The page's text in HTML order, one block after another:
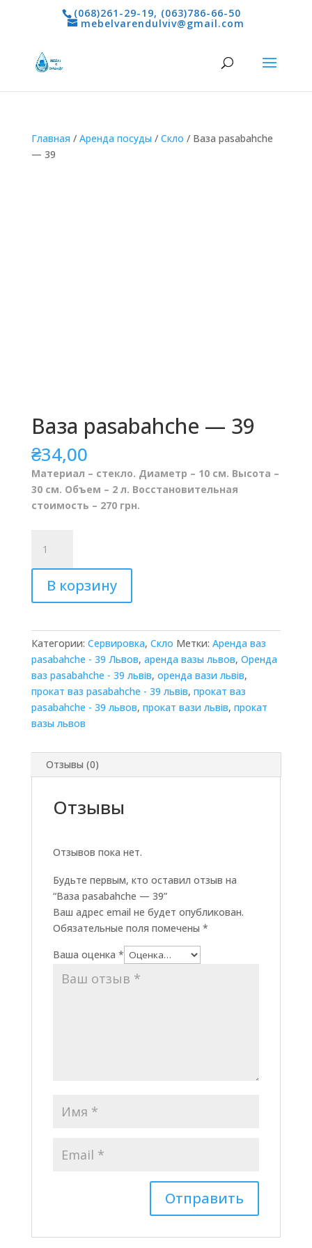
(068)261-29-19, (063)786-66-50
mebelvarendulviv@gmail.com
Главная / Aренда посуды / Скло / Ваза pasabahche
— 39
Ваза pasabahche — 39
₴34,00
Материал – стекло. Диаметр – 10 см. Высота –
30 см. Объем – 2 л. Восстановительная
стоимость – 270 грн.
Ваза
pasabahche
39
В корзину
Категории: Сервировка, Скло Метки: Аренда ваз
pasabahche - 39 Львов, аренда вазы львов, Оренда
ваз pasabahche - 39 львів, оренда вази львів,
прокат ваз pasabahche - 39 львів, прокат ваз
pasabahche - 39 львов, прокат вази львів, прокат
вазы львов
Отзывы (0)
Отзывы
Отзывов пока нет.
Будьте первым, кто оставил отзыв на
“Ваза pasabahche — 39”
Ваш адрес email не будет опубликован.
Обязательные поля помечены *
Ваша оценка *